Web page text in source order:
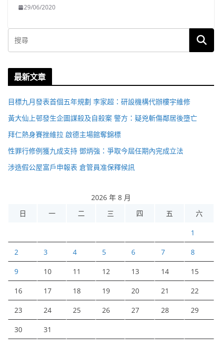
29/06/2020
最新文章
目標九月發表首個五年規劃 李家超：研設機構代辦樓宇維修
黃大仙上邨發生企圖謀殺及自殺案 警方：疑兇斬傷鄰居後墮亡
拜仁熱身賽挫維拉 啟德主場館奪錦標
性罪行修例獲九成支持 鄧炳強：爭取今屆任期內完成立法
涉造假公屋富戶申報表 倉管員准保釋候訊
2026 年 8 月
日
一 二 三 四 五 六
1
2 3 4 5 6 7 8
9 10 11 12 13 14 15
16 17 18 19 20 21 22
23 24 25 26 27 28 29
30 31